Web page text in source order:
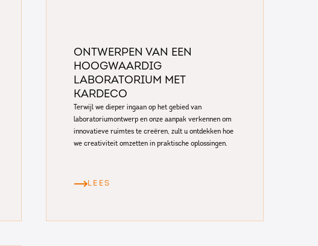
Ontwerpen van een
hoogwaardig
laboratorium met
Kardeco
Terwijl we dieper ingaan op het gebied van
laboratoriumontwerp en onze aanpak verkennen om
innovatieve ruimtes te creëren, zult u ontdekken hoe
we creativiteit omzetten in praktische oplossingen.
LEES